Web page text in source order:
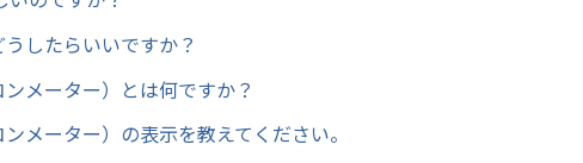
したらいいですか？
メーター）とは何ですか？
メーター）の表示を教えてください。